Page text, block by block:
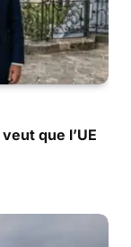
que l’UE